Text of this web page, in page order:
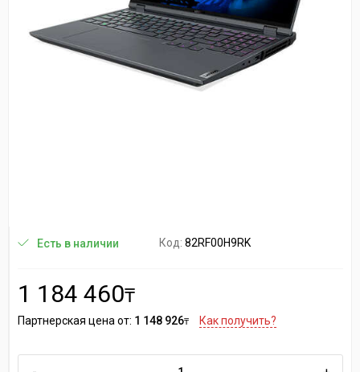
Есть в наличии Код: 82RF00H9RK
1 184 460₸
Партнерская цена от: 1 148 926₸ Как получить?